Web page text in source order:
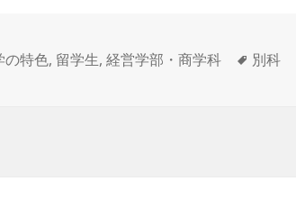
の特色, 留学生,経営学部・商学科
タ
別科